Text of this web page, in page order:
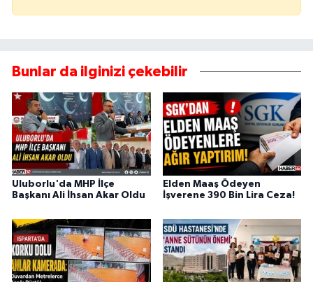
Bunlar da ilginizi çekebilir
Uluborlu'da MHP İlçe
Başkanı Ali İhsan Akar Oldu
Elden Maaş Ödeyen
İşverene 390 Bin Lira Ceza!